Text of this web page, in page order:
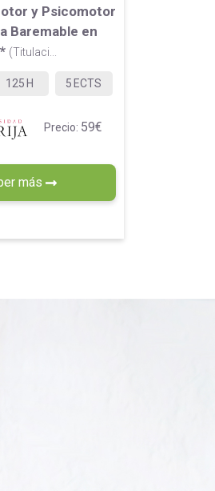
y Psicomotor
Baremable en
(Titulaci...
125 H 5 ECTS
Precio: 59€
más